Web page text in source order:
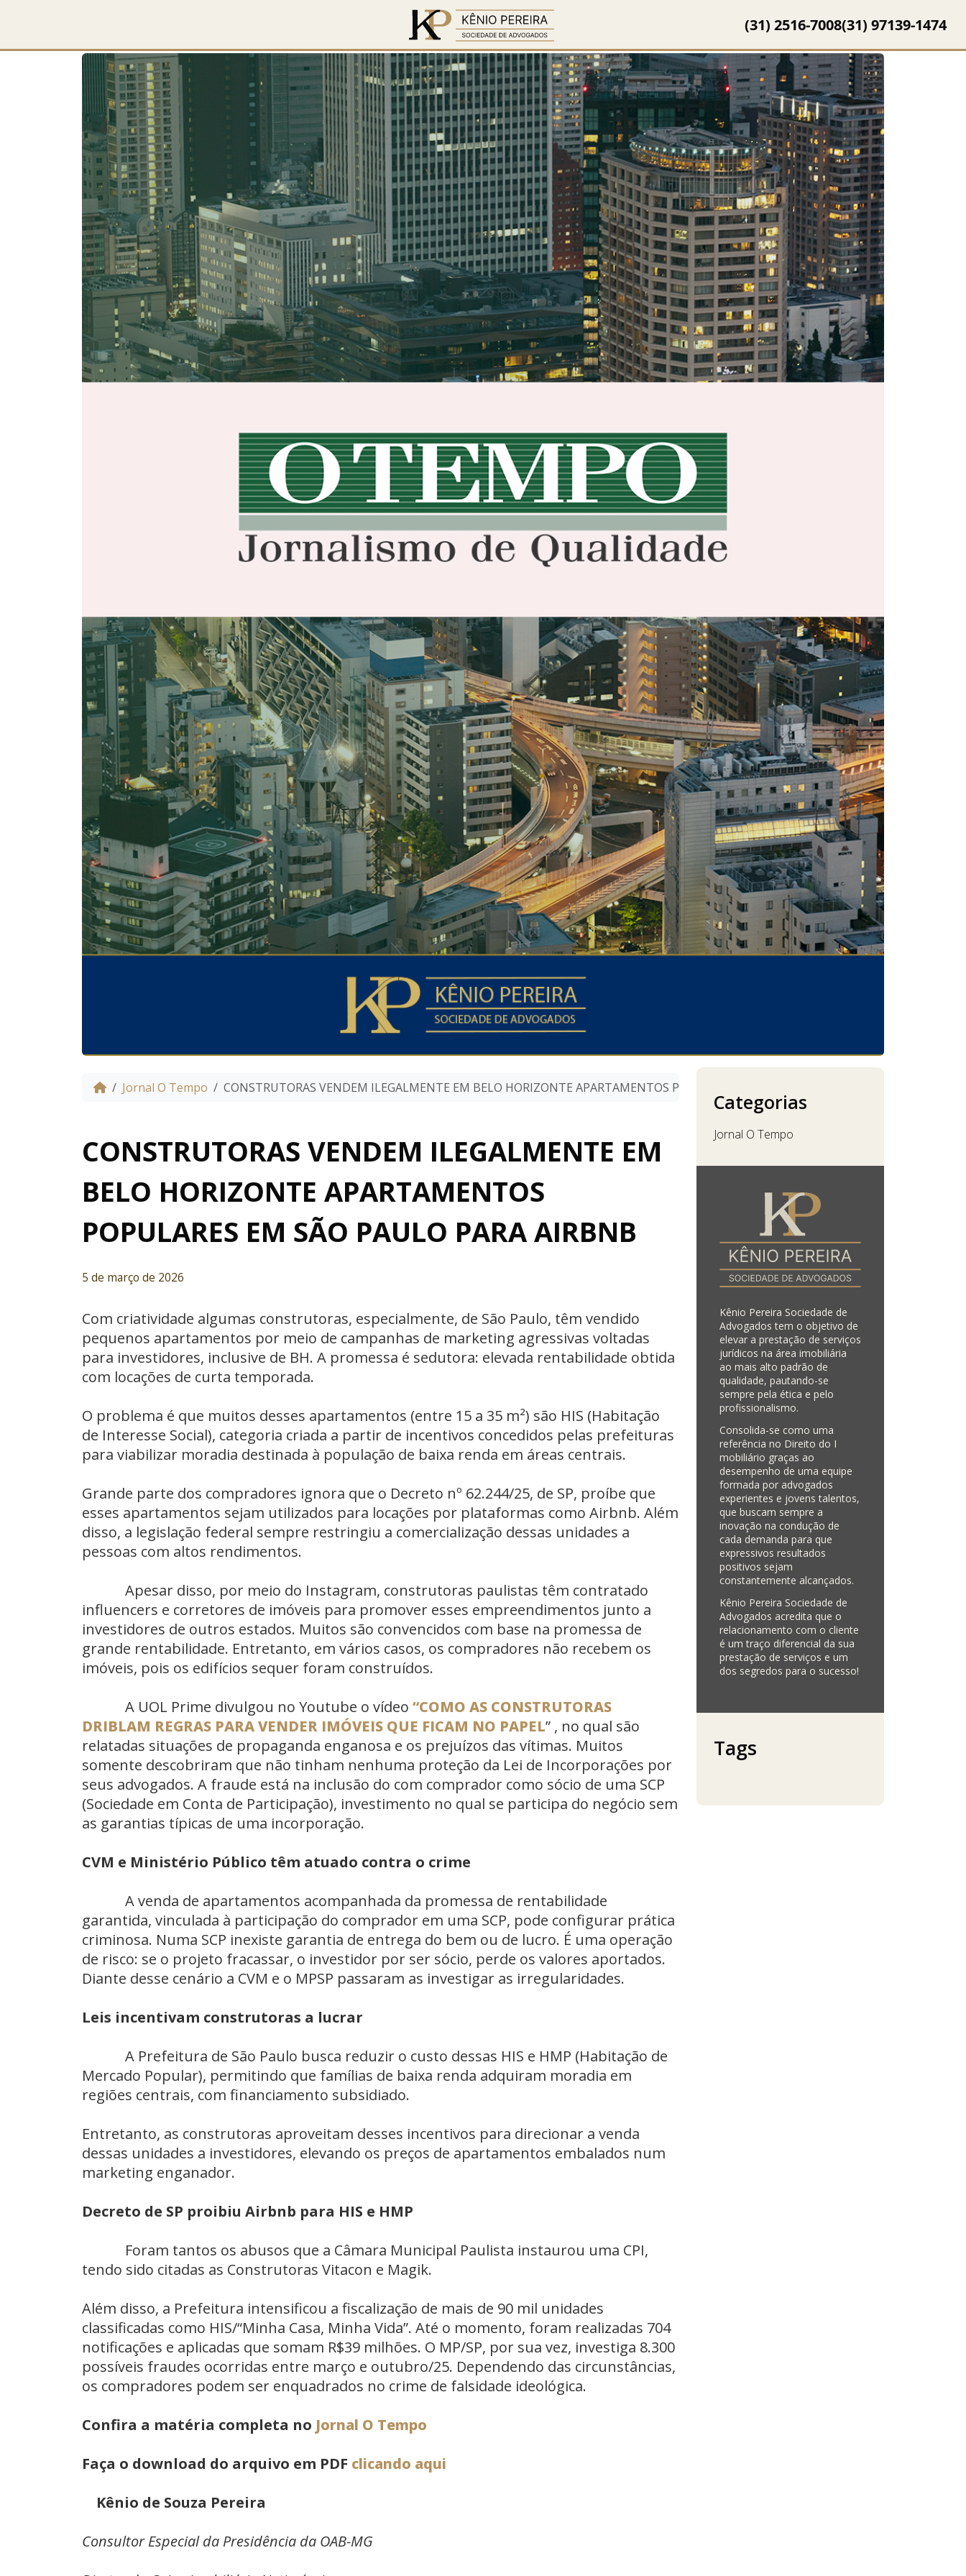
(31) 2516-7008(31) 97139-1474
Jornal O Tempo CONSTRUTORAS VENDEM ILEGALMENTE EM BELO HORIZONTE APARTAMENTOS POPULARES EM SÃO PAULO PARA AIRBNB
CONSTRUTORAS VENDEM ILEGALMENTE EM
BELO HORIZONTE APARTAMENTOS
POPULARES EM SÃO PAULO PARA AIRBNB
5 de março de 2026
Com criatividade algumas construtoras, especialmente, de São Paulo, têm vendido
pequenos apartamentos por meio de campanhas de marketing agressivas voltadas
para investidores, inclusive de BH. A promessa é sedutora: elevada rentabilidade obtida
com locações de curta temporada.
O problema é que muitos desses apartamentos (entre 15 a 35 m²) são HIS (Habitação
de Interesse Social), categoria criada a partir de incentivos concedidos pelas prefeituras
para viabilizar moradia destinada à população de baixa renda em áreas centrais.
Grande parte dos compradores ignora que o Decreto nº 62.244/25, de SP, proíbe que
esses apartamentos sejam utilizados para locações por plataformas como Airbnb. Além
disso, a legislação federal sempre restringiu a comercialização dessas unidades a
pessoas com altos rendimentos.
Apesar disso, por meio do Instagram, construtoras paulistas têm contratado
influencers e corretores de imóveis para promover esses empreendimentos junto a
investidores de outros estados. Muitos são convencidos com base na promessa de
grande rentabilidade. Entretanto, em vários casos, os compradores não recebem os
imóveis, pois os edifícios sequer foram construídos.
A UOL Prime divulgou no Youtube o vídeo “COMO AS CONSTRUTORAS
DRIBLAM REGRAS PARA VENDER IMÓVEIS QUE FICAM NO PAPEL” , no qual são
relatadas situações de propaganda enganosa e os prejuízos das vítimas. Muitos
somente descobriram que não tinham nenhuma proteção da Lei de Incorporações por
seus advogados. A fraude está na inclusão do com comprador como sócio de uma SCP
(Sociedade em Conta de Participação), investimento no qual se participa do negócio sem
as garantias típicas de uma incorporação.
CVM e Ministério Público têm atuado contra o crime
A venda de apartamentos acompanhada da promessa de rentabilidade
garantida, vinculada à participação do comprador em uma SCP, pode configurar prática
criminosa. Numa SCP inexiste garantia de entrega do bem ou de lucro. É uma operação
de risco: se o projeto fracassar, o investidor por ser sócio, perde os valores aportados.
Diante desse cenário a CVM e o MPSP passaram as investigar as irregularidades.
Leis incentivam construtoras a lucrar
A Prefeitura de São Paulo busca reduzir o custo dessas HIS e HMP (Habitação de
Mercado Popular), permitindo que famílias de baixa renda adquiram moradia em
regiões centrais, com financiamento subsidiado.
Entretanto, as construtoras aproveitam desses incentivos para direcionar a venda
dessas unidades a investidores, elevando os preços de apartamentos embalados num
marketing enganador.
Decreto de SP proibiu Airbnb para HIS e HMP
Foram tantos os abusos que a Câmara Municipal Paulista instaurou uma CPI,
tendo sido citadas as Construtoras Vitacon e Magik.
Além disso, a Prefeitura intensificou a fiscalização de mais de 90 mil unidades
classificadas como HIS/“Minha Casa, Minha Vida”. Até o momento, foram realizadas 704
notificações e aplicadas que somam R$39 milhões. O MP/SP, por sua vez, investiga 8.300
possíveis fraudes ocorridas entre março e outubro/25. Dependendo das circunstâncias,
os compradores podem ser enquadrados no crime de falsidade ideológica.
Confira a matéria completa no Jornal O Tempo
Faça o download do arquivo em PDF clicando aqui
Kênio de Souza Pereira
Consultor Especial da Presidência da OAB-MG
Categorias
Jornal O Tempo
Kênio Pereira Sociedade de
Advogados tem o objetivo de
elevar a prestação de serviços
jurídicos na área imobiliária
ao mais alto padrão de
qualidade, pautando-se
sempre pela ética e pelo
profissionalismo.
Consolida-se como uma
referência no Direito do I​
mobiliário graças ao
desempenho de uma equipe
formada por advogados
experientes e jovens talentos,
que buscam sempre a
inovação na condução de
cada demanda para que
expressivos resultados
positivos sejam
constantemente alcançados.
Kênio Pereira Sociedade de
Advogados acredita que o
relacionamento com o cliente
é um traço diferencial da sua
prestação de serviços e um
dos segredos para o sucesso!
Tags